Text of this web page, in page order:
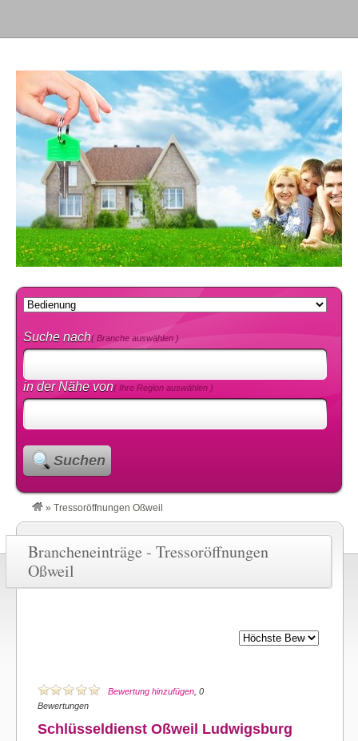
Suche nach( Branche auswählen )
in der Nähe von( Ihre Region auswählen )
Suchen
» Tressoröffnungen Oßweil
Brancheneinträge - Tressoröffnungen
Oßweil
Bewertung hinzufügen , 0
Bewertungen
Schlüsseldienst Oßweil Ludwigsburg